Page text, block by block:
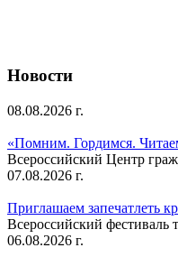
Новости
08.08.2026 г.
«Помним. Гордимся.
Всероссийский Центр
07.08.2026 г.
Приглашаем запечатлеть
Всероссийский фестиваль
06.08.2026 г.